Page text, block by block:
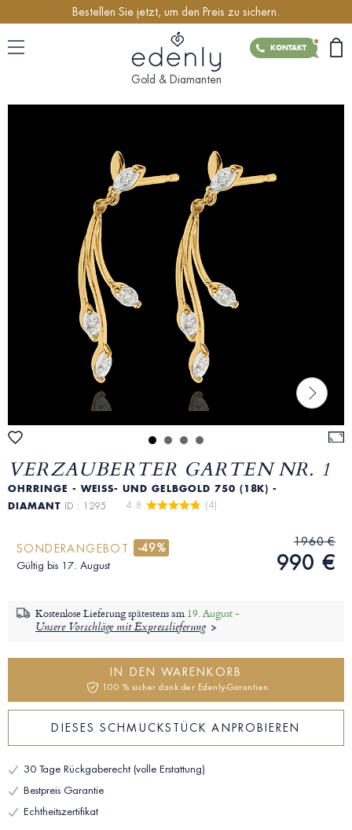
Bestellen Sie jetzt, um den Preis zu sichern.
KONTAKT
Gold & Diamanten
VERZAUBERTER GARTEN NR. 1
OHRRINGE - WEISS- UND GELBGOLD 750 (18K) - D
IAMANT ID : 1295 4.8 (4)
SONDERANGEBOT -49%
Gültig bis 17. August
1960 €
990 €
Kostenlose Lieferung spätestens am 19. August -
Unsere Vorschläge mit Expresslieferung
IN DEN WARENKORB
100 % sicher dank der Edenly-Garantien
DIESES SCHMUCKSTÜCK ANPROBIEREN
30 Tage Rückgaberecht (volle Erstattung)
Bestpreis Garantie
Echtheitszertifikat